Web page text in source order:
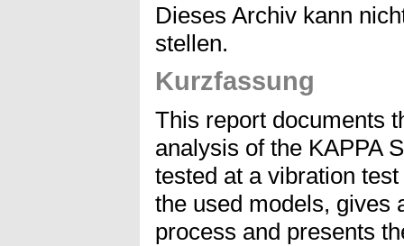
Dieses Archiv kann
stellen.
Kurzfassung
This report documents
analysis of the KAPPA
tested at a vibration
the used models, gives
process and presents